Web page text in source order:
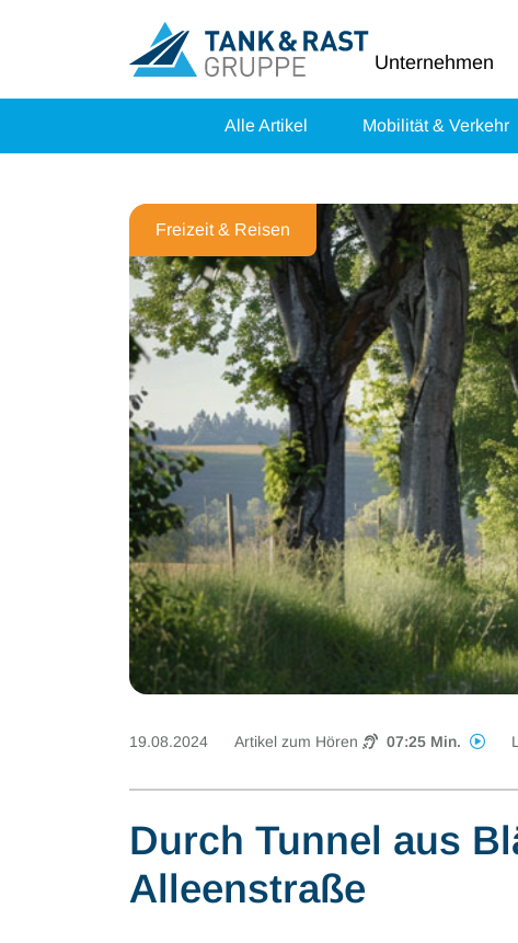
Unternehmen
Alle Artikel Mobilität & Verkehr
Freizeit & Reisen
19.08.2024 Artikel zum Hören 07:25 Min.
Durch Tunnel aus
Alleenstraße